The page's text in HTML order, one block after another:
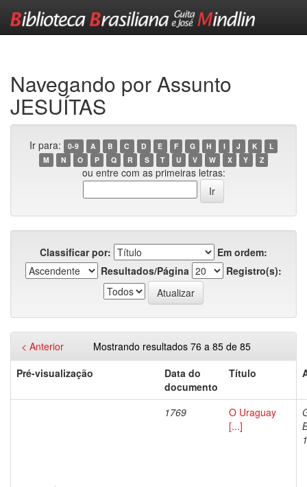
Navegando por Assunto
JESUÍTAS
Ir para: 0-9 A B C D E F G H I J K
L
M
N O P Q R S T U V W X Y Z
ou entre com as primeiras letras:
Classificar por:
Em ordem:
Resultados/Página
Registro(s):
Mostrando resultados 76 a 85 de 85
< Anterior
Pré-visualização
Data do
documento
Título
1769
O Uraguay
[...]